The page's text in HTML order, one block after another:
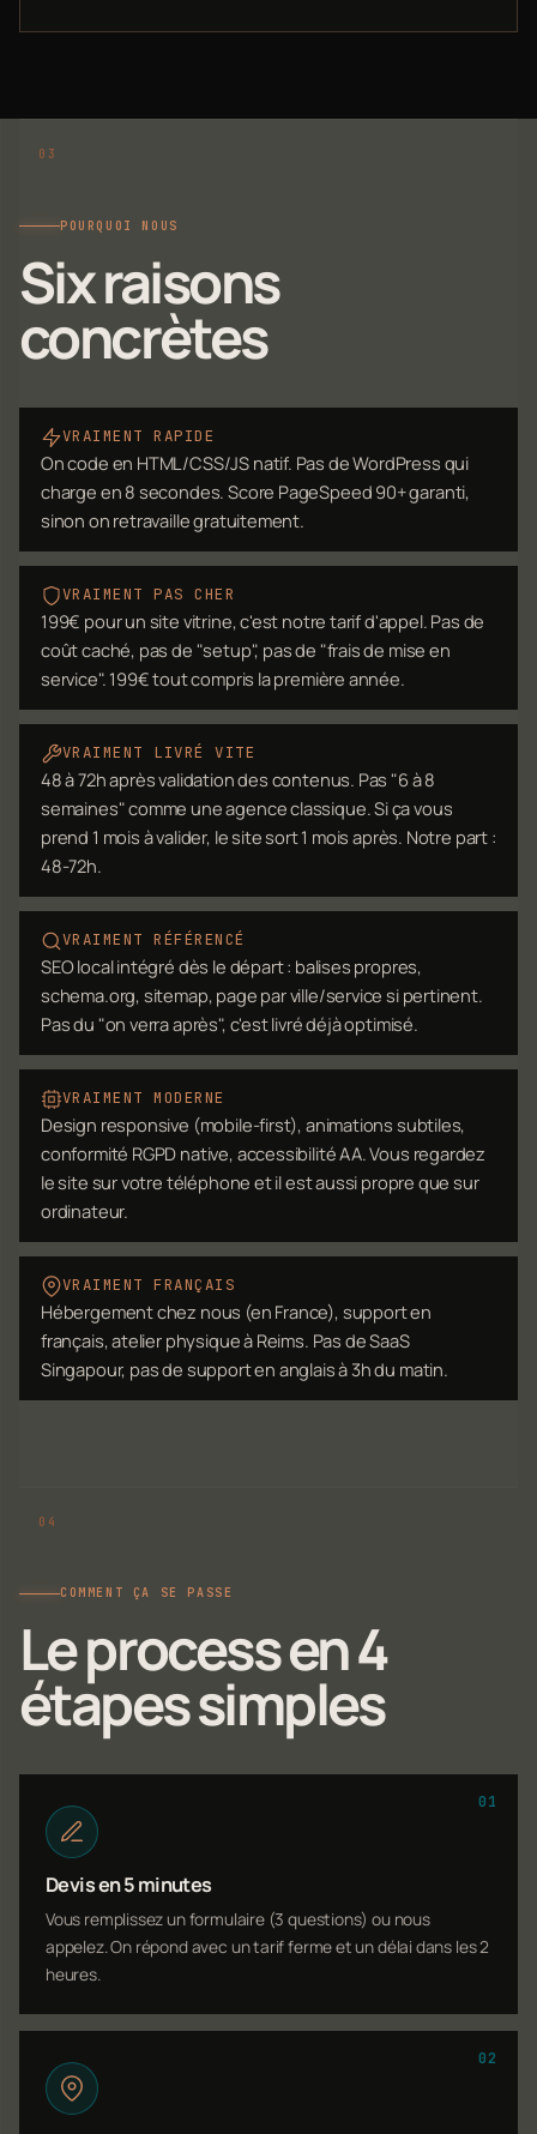
POURQUOI NOUS
Six raisons
concrètes
VRAIMENT RAPIDE
On code en HTML/CSS/JS natif. Pas de WordPress qui
charge en 8 secondes. Score PageSpeed 90+ garanti,
sinon on retravaille gratuitement.
VRAIMENT PAS CHER
199€ pour un site vitrine, c'est notre tarif d'appel. Pas de
coût caché, pas de "setup", pas de "frais de mise en
service". 199€ tout compris la première année.
VRAIMENT LIVRÉ VITE
48 à 72h après validation des contenus. Pas "6 à 8
semaines" comme une agence classique. Si ça vous
prend 1 mois à valider, le site sort 1 mois après. Notre part :
48-72h.
VRAIMENT RÉFÉRENCÉ
SEO local intégré dès le départ : balises propres,
schema.org, sitemap, page par ville/service si pertinent.
Pas du "on verra après", c'est livré déjà optimisé.
VRAIMENT MODERNE
Design responsive (mobile-first), animations subtiles,
conformité RGPD native, accessibilité AA. Vous regardez
le site sur votre téléphone et il est aussi propre que sur
ordinateur.
VRAIMENT FRANÇAIS
Hébergement chez nous (en France), support en
français, atelier physique à Reims. Pas de SaaS
Singapour, pas de support en anglais à 3h du matin.
COMMENT ÇA SE PASSE
Le process en 4
étapes simples
01
Devis en 5 minutes
Vous remplissez un formulaire (3 questions) ou nous
appelez. On répond avec un tarif ferme et un délai dans les 2
heures.
02